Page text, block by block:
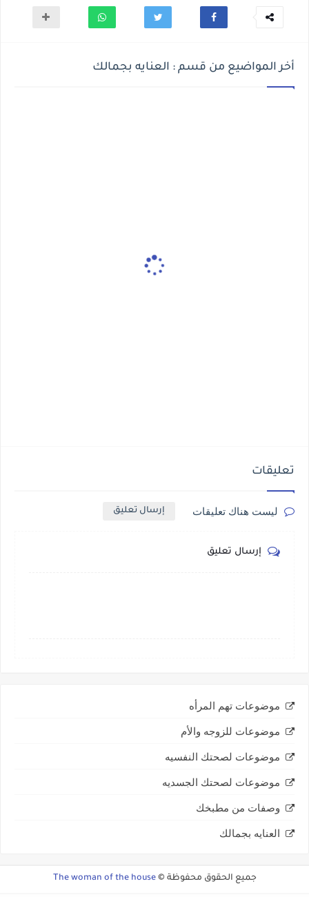
أخر المواضيع من قسم : العنايه بجمالك
تعليقات
ليست هناك تعليقات إرسال تعليق
إرسال تعليق
موضوعات تهم المرأه
موضوعات للزوجه والأم
موضوعات لصحتك النفسيه
موضوعات لصحتك الجسديه
وصفات من مطبخك
العنايه بجمالك
جميع الحقوق محفوظة © The woman of the house